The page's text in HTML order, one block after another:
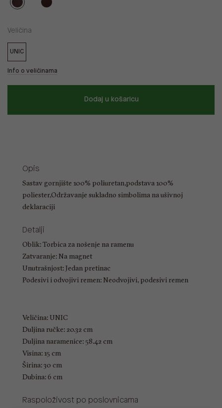
Veličina
UNIC
Info o veličinama
Dodaj u košaricu
Opis
Sastav gornjište 100% poliuretan,podstava 100%
poliester,Održavanje sukladno simbolima na ušivnoj
deklaraciji
Detalji
Oblik: Torbica za nošenje na ramenu
Zatvaranje: Na magnet
Unutrašnjost: Jedan pretinac
Podesivi i odvojivi remen: Neodvojivi, podesivi remen
Veličina: UNIC
Duljina ručke: 20.32 cm
Duljina naramenice: 58.42 cm
Visina: 15 cm
Širina: 30 cm
Dubina: 6 cm
Raspoloživost po poslovnicama